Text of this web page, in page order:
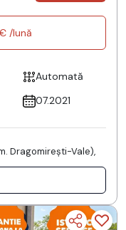
/lună
Automată
07.2021
Dragomireşti-Vale),